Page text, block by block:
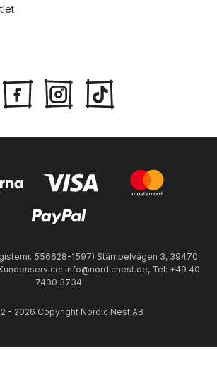
556628-1597) Stämpelvägen 3, 39470
info@nordicnest.de, Tel: +49 40
7430 3734
- 2026 Copyright Nordic Nest AB